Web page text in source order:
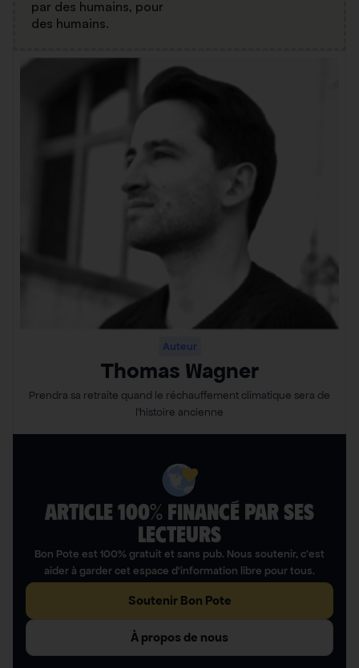
par des humains, pour
des humains.
Auteur
Thomas Wagner
Prendra sa retraite quand le réchauffement climatique sera de
l’histoire ancienne
ARTICLE 100% FINANCÉ PAR SES
LECTEURS​
Bon Pote est 100% gratuit et sans pub. Nous soutenir, c’est
aider à garder cet espace d’information libre pour tous.
Soutenir Bon Pote
À propos de nous